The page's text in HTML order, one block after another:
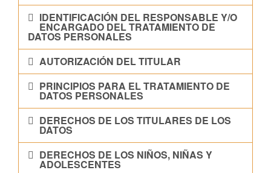
IDENTIFICACIÓN DEL RESPONSABLE Y/O
ENCARGADO DEL TRATAMIENTO DE
DATOS PERSONALES
AUTORIZACIÓN DEL TITULAR
PRINCIPIOS PARA EL TRATAMIENTO DE
DATOS PERSONALES
DERECHOS DE LOS TITULARES DE LOS
DATOS
DERECHOS DE LOS NIÑOS, NIÑAS Y
ADOLESCENTES